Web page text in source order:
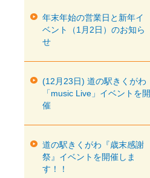
年末年始の営業日と新年イ
ベント（1月2日）のお知ら
せ
(12月23日) 道の駅きくがわ
「music Live」イベントを開
催
道の駅きくがわ『歳末感謝
祭』イベントを開催しま
す！！